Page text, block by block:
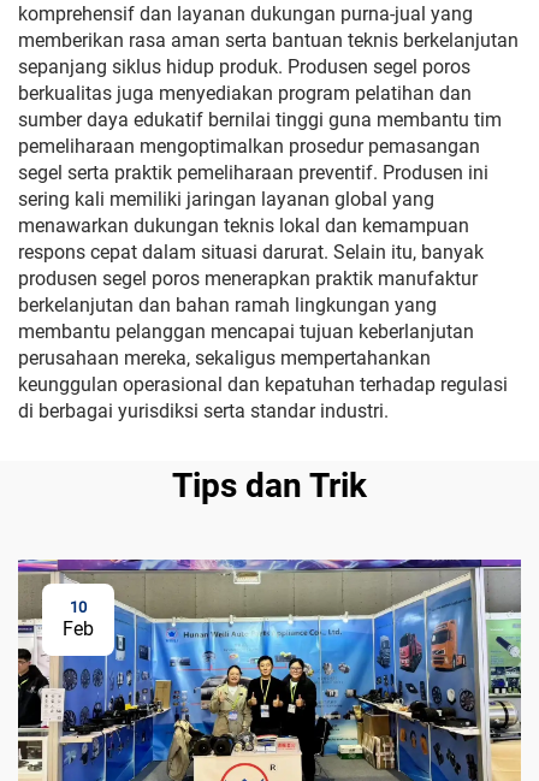
komprehensif dan layanan dukungan purna-jual yang
memberikan rasa aman serta bantuan teknis berkelanjutan
sepanjang siklus hidup produk. Produsen segel poros
berkualitas juga menyediakan program pelatihan dan
sumber daya edukatif bernilai tinggi guna membantu tim
pemeliharaan mengoptimalkan prosedur pemasangan
segel serta praktik pemeliharaan preventif. Produsen ini
sering kali memiliki jaringan layanan global yang
menawarkan dukungan teknis lokal dan kemampuan
respons cepat dalam situasi darurat. Selain itu, banyak
produsen segel poros menerapkan praktik manufaktur
berkelanjutan dan bahan ramah lingkungan yang
membantu pelanggan mencapai tujuan keberlanjutan
perusahaan mereka, sekaligus mempertahankan
keunggulan operasional dan kepatuhan terhadap regulasi
di berbagai yurisdiksi serta standar industri.
Tips dan Trik
10
Feb